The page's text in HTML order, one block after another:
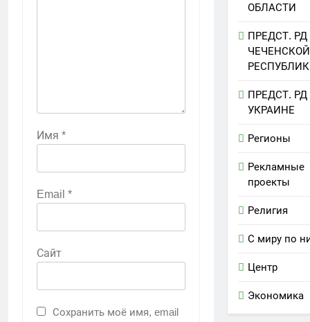
Имя *
Email *
Сайт
Сохранить моё имя, email
ОБЛАСТИ
ПРЕДСТ. РД
ЧЕЧЕНСКОЙ
ПРЕДСТ. РД
УКРАИНЕ
Регионы
Рекламные
проекты
Религия
С миру по
Центр
Экономика